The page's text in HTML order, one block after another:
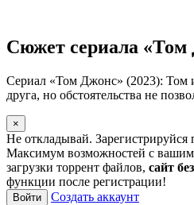
Сюжет сериала «Том
Сериал «Том Джонс» (2023): Том
друга, но обстоятельства не
×
Не откладывай. Зарегистрируйся
Максимум возможностей с
загрузки торрент файлов, сайт
функции после регистрации!
Войти Создать аккаунт